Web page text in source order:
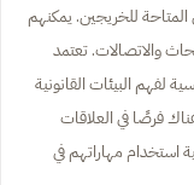
للخريجين. يمكنهم
والاتصالات. تعتمد
لفهم البيئات القانونية
فرصًا في العلاقات
استخدام مهاراتهم في